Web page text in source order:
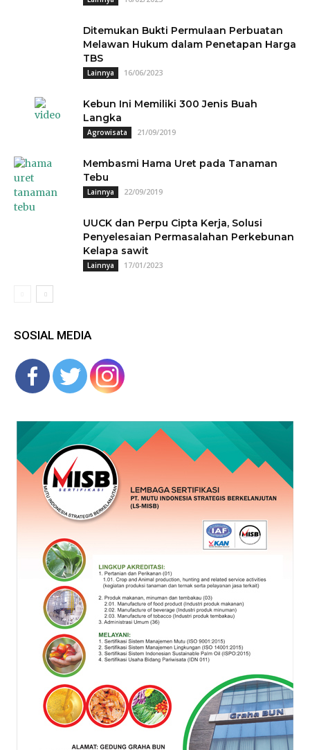
Ditemukan Bukti Permulaan Perbuatan
Melawan Hukum dalam Penetapan Harga
TBS
Lainnya 16/06/2023
Kebun Ini Memiliki 300 Jenis Buah
Langka
Agrowisata 21/09/2019
Membasmi Hama Uret pada Tanaman
Tebu
Lainnya 22/09/2019
UUCK dan Perpu Cipta Kerja, Solusi
Penyelesaian Permasalahan Perkebunan
Kelapa sawit
Lainnya 17/01/2023
SOSIAL MEDIA